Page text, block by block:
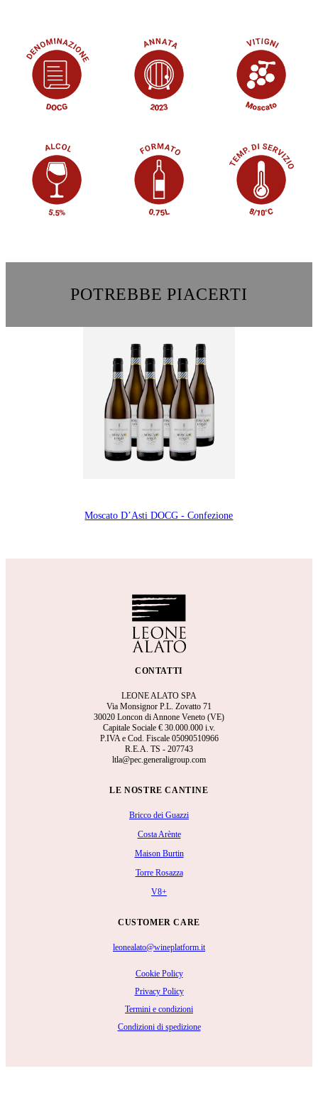
POTREBBE PIACERTI
Moscato D’Asti DOCG - Confezione
CONTATTI
LEONE ALATO SPA
Via Monsignor P.L. Zovatto 71
30020 Loncon di Annone Veneto (VE)
Capitale Sociale € 30.000.000 i.v.
P.IVA e Cod. Fiscale 05090510966
R.E.A. TS - 207743
ltla@pec.generaligroup.com
LE NOSTRE CANTINE
Bricco dei Guazzi
Costa Arènte
Maison Burtin
Torre Rosazza
V8+
CUSTOMER CARE
leonealato@wineplatform.it
Cookie Policy
Privacy Policy
Termini e condizioni
Condizioni di spedizione